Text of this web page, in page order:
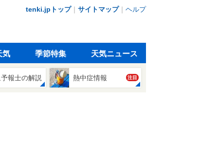
tenki.jpトップ｜ サイトマップ｜ ヘルプ
気 季節特集 天気ニュース
報士の解説 熱中症情報 注目